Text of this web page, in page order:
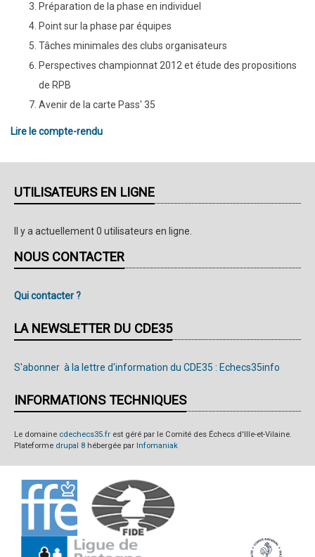
Préparation de la phase en individuel
Point sur la phase par équipes
Tâches minimales des clubs organisateurs
Perspectives championnat 2012 et étude des propositions
de RPB
Avenir de la carte Pass' 35
Lire le compte-rendu
UTILISATEURS EN LIGNE
Il y a actuellement 0 utilisateurs en ligne.
NOUS CONTACTER
Qui contacter ?
LA NEWSLETTER DU CDE35
S'abonner à la lettre d'information du CDE35 : Echecs35info
INFORMATIONS TECHNIQUES
Le domaine cdechecs35.fr est géré par le Comité des Échecs d'Ille-et-Vilaine.
Plateforme drupal 8 hébergée par Infomaniak